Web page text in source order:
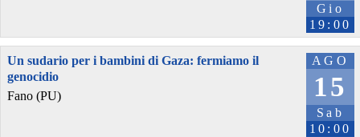
Gio
19:00
AGO
15
Sab
10:00
Un sudario per i bambini di Gaza: fermiamo il
genocidio
Fano (PU)